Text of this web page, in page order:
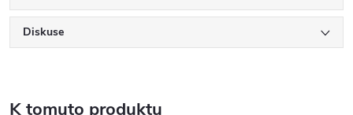
Diskuse
K tomuto produktu